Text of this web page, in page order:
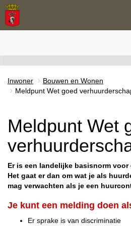
Inwoner
Bouwen en Wonen
Meldpunt Wet goed
Meldpunt Wet
Er is een landelijke basisnorm
Het gaat er dan om wat je als
mag verwachten als je een
Je kunt een melding doen
Er sprake is van discriminatie